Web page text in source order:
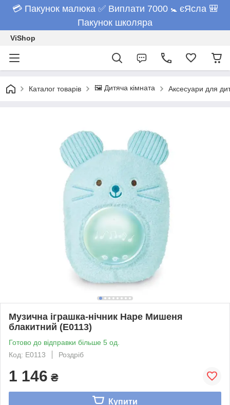
💳 Пакунок малюка ✅ Виплати 7000 🚼 єЯсла 🎒
Пакунок школяра
ViShop
Каталог товарів 🖼️ Дитяча кімната Аксесуари для
Музична іграшка-нічник Hape Мишеня
блакитний (E0113)
Готово до відправки більше 5 од.
Код: E0113
Роздріб
1 146 ₴
Купити